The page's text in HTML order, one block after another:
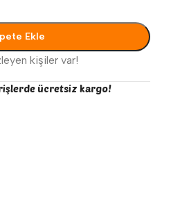
Ekle
kişiler var!
ücretsiz kargo!